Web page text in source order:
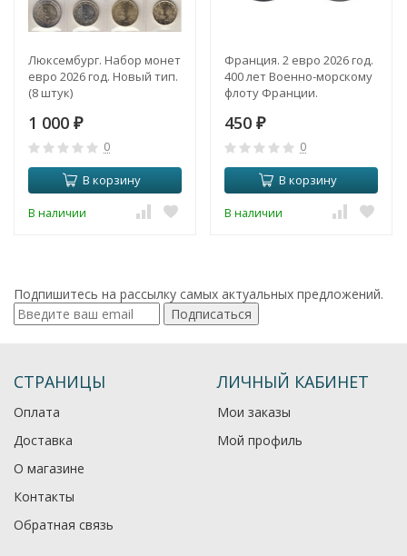
Люксембург. Набор монет
евро 2026 год. Новый тип.
(8 штук)
1 000 ₽
0
В корзину
В наличии
Франция. 2 евро 2026 год.
400 лет Военно-морскому
флоту Франции.
450 ₽
0
В корзину
В наличии
Подпишитесь на рассылку самых актуальных предложений.
Подписаться
СТРАНИЦЫ
Оплата
Доставка
О магазине
Контакты
Обратная связь
ЛИЧНЫЙ КАБИНЕТ
Мои заказы
Мой профиль